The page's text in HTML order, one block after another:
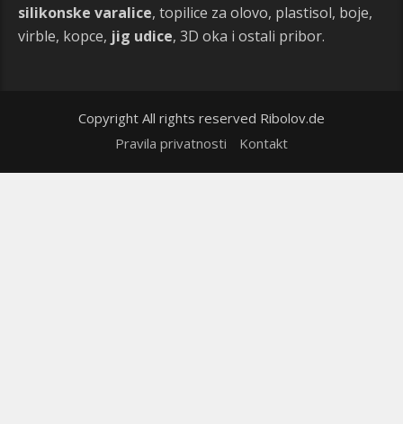
silikonske varalice, topilice za olovo, plastisol, boje,
virble, kopce, jig udice, 3D oka i ostali pribor.
Copyright All rights reserved Ribolov.de
Pravila privatnosti
Kontakt